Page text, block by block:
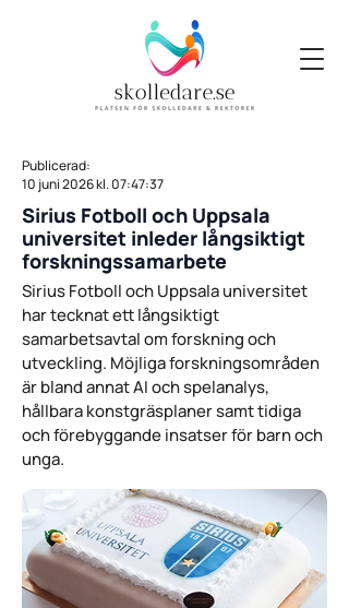
Publicerad:
10 juni 2026 kl. 07:47:37
Sirius Fotboll och Uppsala
universitet inleder långsiktigt
forskningssamarbete
Sirius Fotboll och Uppsala universitet
har tecknat ett långsiktigt
samarbetsavtal om forskning och
utveckling. Möjliga forskningsområden
är bland annat AI och spelanalys,
hållbara konstgräsplaner samt tidiga
och förebyggande insatser för barn och
unga.